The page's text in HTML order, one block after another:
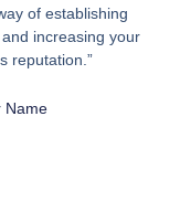
of establishing
increasing your
reputation.”
Name